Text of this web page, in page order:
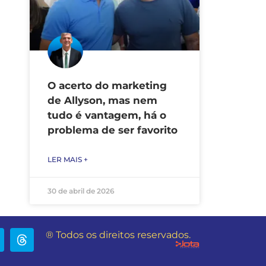
O acerto do marketing
de Allyson, mas nem
tudo é vantagem, há o
problema de ser favorito
LER MAIS +
30 de abril de 2026
® Todos os direitos reservados.